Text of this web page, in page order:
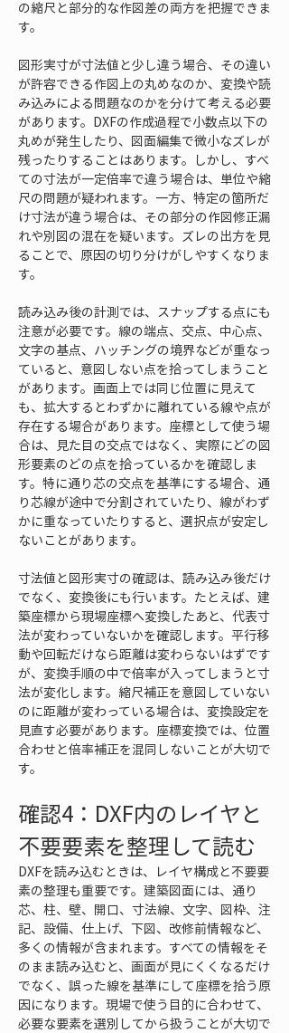
の縮尺と部分的な作図差の両方を把握できま
す。
図形実寸が寸法値と少し違う場合、その違い
が許容できる作図上の丸めなのか、変換や読
み込みによる問題なのかを分けて考える必要
があります。DXFの作成過程で小数点以下の
丸めが発生したり、図面編集で微小なズレが
残ったりすることはあります。しかし、すべ
ての寸法が一定倍率で違う場合は、単位や縮
尺の問題が疑われます。一方、特定の箇所だ
け寸法が違う場合は、その部分の作図修正漏
れや別図の混在を疑います。ズレの出方を見
ることで、原因の切り分けがしやすくなりま
す。
読み込み後の計測では、スナップする点にも
注意が必要です。線の端点、交点、中心点、
文字の基点、ハッチングの境界などが重なっ
ていると、意図しない点を拾ってしまうこと
があります。画面上では同じ位置に見えて
も、拡大するとわずかに離れている線や点が
存在する場合があります。座標として使う場
合は、見た目の交点ではなく、実際にどの図
形要素のどの点を拾っているかを確認しま
す。特に通り芯の交点を基準にする場合、通
り芯線が途中で分割されていたり、線がわず
かに重なっていたりすると、選択点が安定し
ないことがあります。
寸法値と図形実寸の確認は、読み込み後だけ
でなく、変換後にも行います。たとえば、建
築座標から現場座標へ変換したあと、代表寸
法が変わっていないかを確認します。平行移
動や回転だけなら距離は変わらないはずです
が、変換手順の中で倍率が入ってしまうと寸
法が変化します。縮尺補正を意図していない
のに距離が変わっている場合は、変換設定を
見直す必要があります。座標変換では、位置
合わせと倍率補正を混同しないことが大切で
す。
確認4：DXF内のレイヤと
不要要素を整理して読む
DXFを読み込むときは、レイヤ構成と不要要
素の整理も重要です。建築図面には、通り
芯、柱、壁、開口、寸法線、文字、図枠、注
記、設備、仕上げ、下図、改修前情報など、
多くの情報が含まれます。すべての情報をそ
のまま読み込むと、画面が見にくくなるだけ
でなく、誤った線を基準にして座標を拾う原
因になります。現場で使う目的に合わせて、
必要な要素を選別してから扱うことが大切で